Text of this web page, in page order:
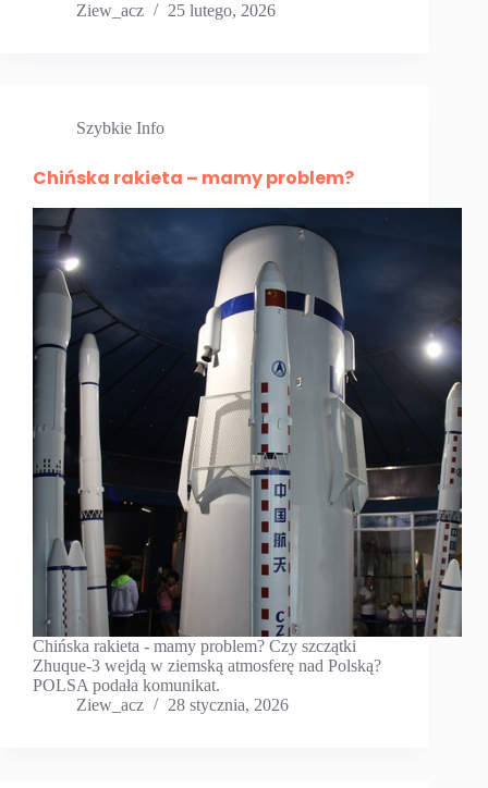
Ziew_acz
25 lutego, 2026
Szybkie Info
Chińska rakieta – mamy problem?
Chińska rakieta - mamy problem? Czy szczątki
Zhuque-3 wejdą w ziemską atmosferę nad Polską?
POLSA podała komunikat.
Ziew_acz
28 stycznia, 2026